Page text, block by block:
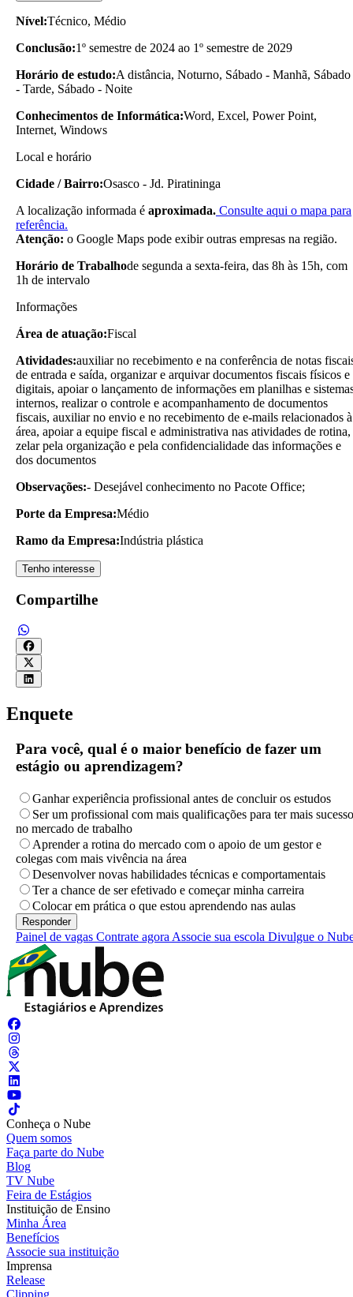
Nível:Técnico, Médio
Conclusão:1º semestre de 2024 ao 1º semestre de 2029
Horário de estudo:A distância, Noturno, Sábado - Manhã, Sábado
- Tarde, Sábado - Noite
Conhecimentos de Informática:Word, Excel, Power Point,
Internet, Windows
Local e horário
Cidade / Bairro:Osasco - Jd. Piratininga
A localização informada é aproximada. Consulte aqui o mapa para
referência.
Atenção: o Google Maps pode exibir outras empresas na região.
Horário de Trabalhode segunda a sexta-feira, das 8h às 15h, com
1h de intervalo
Informações
Área de atuação:Fiscal
Atividades:auxiliar no recebimento e na conferência de notas
de entrada e saída, organizar e arquivar documentos fiscais físicos e
digitais, apoiar o lançamento de informações em planilhas e
internos, realizar o controle e acompanhamento de documentos
fiscais, auxiliar no envio e no recebimento de e-mails relacionados à
área, apoiar a equipe fiscal e administrativa nas atividades de rotina,
zelar pela organização e pela confidencialidade das informações e
dos documentos
Observações:- Desejável conhecimento no Pacote Office;
Porte da Empresa:Médio
Ramo da Empresa:Indústria plástica
Tenho interesse
Compartilhe
Enquete
Para você, qual é o maior benefício de fazer um
estágio ou aprendizagem?
Ganhar experiência profissional antes de concluir os estudos
Ser um profissional com mais qualificações para ter mais sucesso
no mercado de trabalho
Aprender a rotina do mercado com o apoio de um gestor e
colegas com mais vivência na área
Desenvolver novas habilidades técnicas e comportamentais
Ter a chance de ser efetivado e começar minha carreira
Colocar em prática o que estou aprendendo nas aulas
Painel de vagas Contrate agora Associe sua escola Divulgue o
Conheça o Nube
Quem somos
Faça parte do Nube
Blog
TV Nube
Feira de Estágios
Instituição de Ensino
Minha Área
Benefícios
Associe sua instituição
Imprensa
Release
Clipping